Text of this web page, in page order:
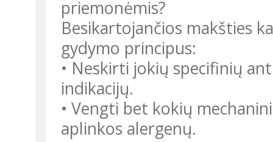
priemonėmis?
Besikartojančios makšties
gydymo principus:
• Neskirti jokių specifinių
indikacijų.
• Vengti bet kokių
aplinkos alergenų.